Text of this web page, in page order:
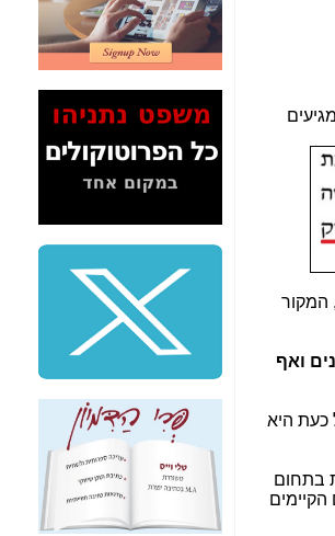
המקור
ואף
כעת היא
בתחום
2 הפרמטרים העיקריים הקיימים
2" על תעלולי השר
משה כחלון -כאן
המשך חשיפת הבלוף
ששמו "מהפיכת
הסלולר" ואיך מסרסים
את הנתונים לציבור -
כאן
סיכום ביקור בסיליקון
משקיעות ומפתחות
באותם תחומים -כאן
שלמה פילבר (עד
לאחרונה מנכ"ל משרד
התקשורת) - עד
מדינה? הצחקתם
"יש אפליה בחקירה"?
חשיפה: למה השר
משה כחלון לא נחקר
עד היום? -
כאן
חשיפת חשד לשחיתות
הדומה לזו של "תיק